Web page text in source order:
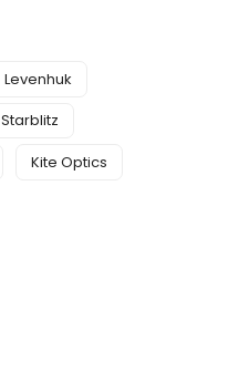
Levenhuk
Starblitz
Kite Optics